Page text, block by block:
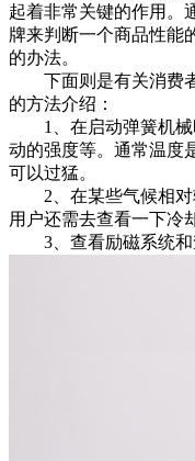
起着非常关键的作用。
牌来判断一个商品性能
的办法。
下面则是有关消费者
的方法介绍：
1、在启动弹簧机械
动的强度等。通常温度
可以过猛。
2、在某些气候相对
用户还需去查看一下冷
3、查看励磁系统和